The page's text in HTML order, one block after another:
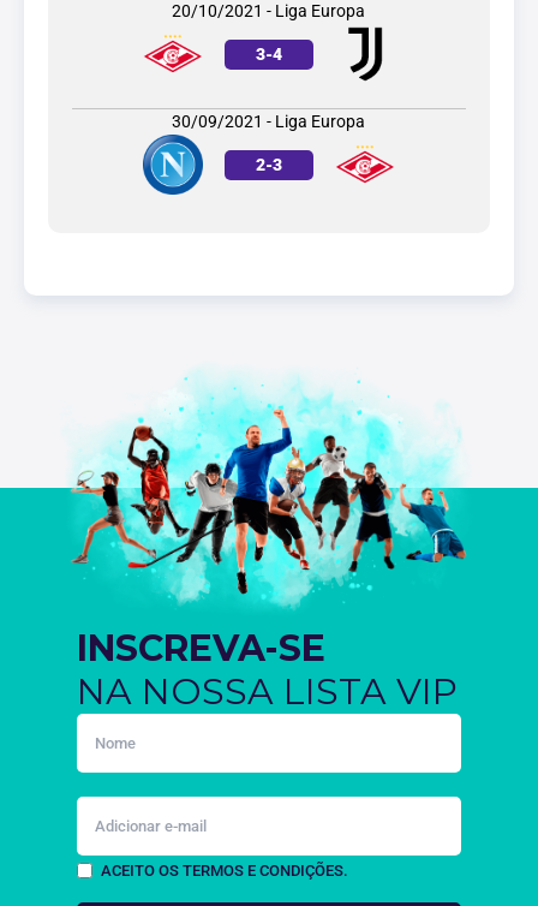
20/10/2021 - Liga Europa
3-4
30/09/2021 - Liga Europa
2-3
INSCREVA-SE
NA NOSSA LISTA VIP
ACEITO OS TERMOS E CONDIÇÕES.